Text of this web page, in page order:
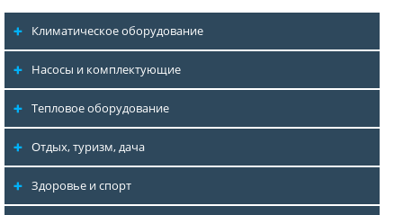
Климатическое оборудование
Насосы и комплектующие
Тепловое оборудование
Отдых, туризм, дача
Здоровье и спорт